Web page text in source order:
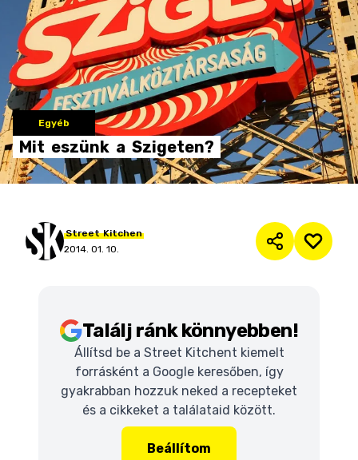
Egyéb
Mit eszünk a Szigeten?
Street Kitchen
2014. 01. 10.
Találj ránk könnyebben!
Állítsd be a Street Kitchent kiemelt
forrásként a Google keresőben, így
gyakrabban hozzuk neked a recepteket
és a cikkeket a találataid között.
Beállítom